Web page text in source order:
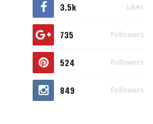
3.5k Likes
735 Followers
524 Followers
849 Followers